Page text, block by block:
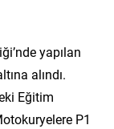
yapılan
alındı.
Eğitim
P1